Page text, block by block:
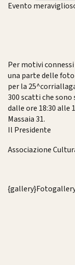
Evento
Per motivi
una parte delle
per la
300 scatti che sono
dalle ore 18:30 alle
Massaia 31.
Il Presidente
Associazione